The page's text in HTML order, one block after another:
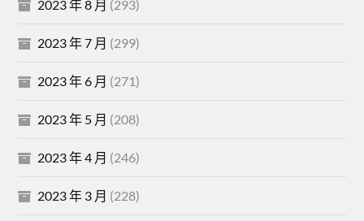
2023 年 8 月 (293)
2023 年 7 月 (299)
2023 年 6 月 (271)
2023 年 5 月 (208)
2023 年 4 月 (246)
2023 年 3 月 (228)